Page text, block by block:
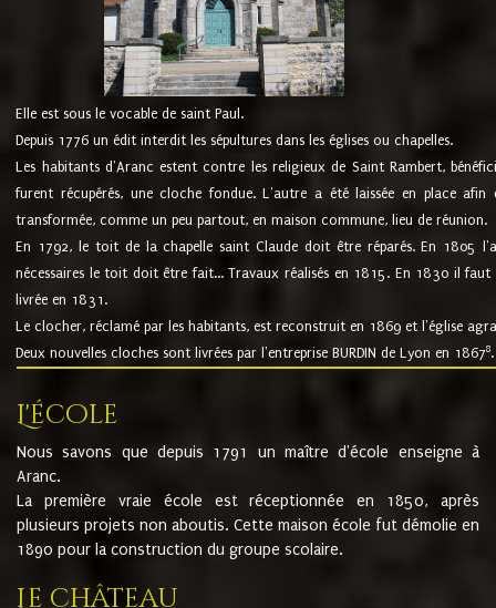
Elle est sous le vocable de saint Paul.
Depuis 1776 un édit interdit les sépultures dans les églises ou chapelles.
Les habitants d'Aranc estent contre les religieux de Saint Rambert,
furent récupérés, une cloche fondue. L'autre a été laissée en place
transformée, comme un peu partout, en maison commune, lieu de réunion.
En 1792, le toit de la chapelle saint Claude doit être réparés. En 1805
nécessaires le toit doit être fait... Travaux réalisés en 1815. En 1830 il
livrée en 1831.
Le clocher, réclamé par les habitants, est reconstruit en 1869 et l'église
Deux nouvelles cloches sont livrées par l'entreprise BURDIN de Lyon en 18678.
L'école
Nous savons que depuis 1791 un maître d'école enseigne à
Aranc.
La première vraie école est réceptionnée en 1850, après
plusieurs projets non aboutis. Cette maison école fut démolie en
1890 pour la construction du groupe scolaire.
Le château